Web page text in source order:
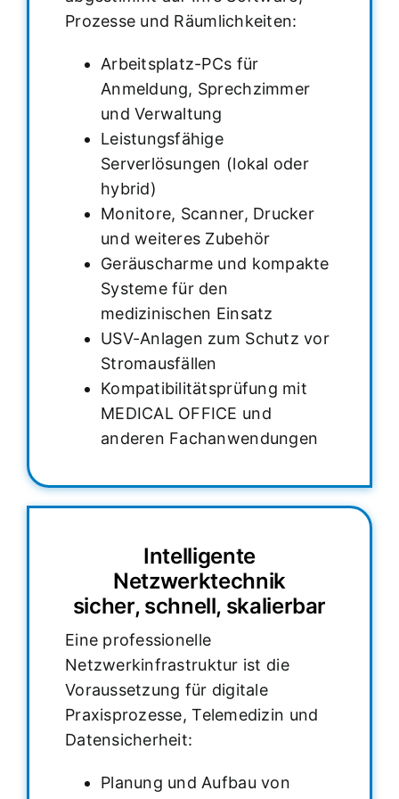
Prozesse und Räumlichkeiten:
Arbeitsplatz-PCs für
Anmeldung, Sprechzimmer
und Verwaltung
Leistungsfähige
Serverlösungen (lokal oder
hybrid)
Monitore, Scanner, Drucker
und weiteres Zubehör
Geräuscharme und kompakte
Systeme für den
medizinischen Einsatz
USV-Anlagen zum Schutz vor
Stromausfällen
Kompatibilitätsprüfung mit
MEDICAL OFFICE und
anderen Fachanwendungen
Intelligente
Netzwerktechnik
sicher, schnell, skalierbar
Eine professionelle
Netzwerkinfrastruktur ist die
Voraussetzung für digitale
Praxisprozesse, Telemedizin und
Datensicherheit:
Planung und Aufbau von